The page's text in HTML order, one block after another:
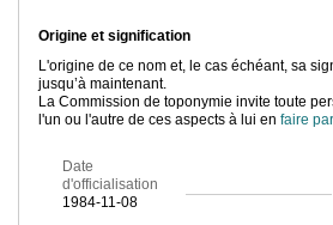
Origine et signification
L'origine de ce nom et, le cas échéant, sa
jusqu’à maintenant.
La Commission de toponymie invite toute
l'un ou l'autre de ces aspects à lui en faire
Date
d'officialisation
1984-11-08